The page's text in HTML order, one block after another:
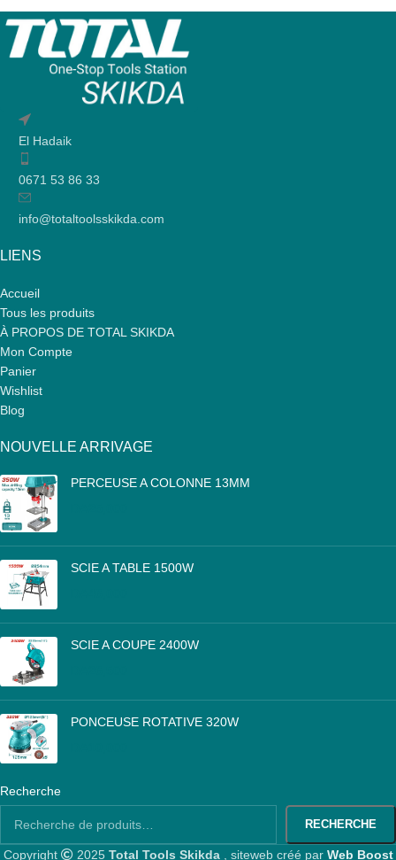
El Hadaik
0671 53 86 33
info@totaltoolsskikda.com
LIENS
Accueil
Tous les produits
À PROPOS DE TOTAL SKIKDA
Mon Compte
Panier
Wishlist
Blog
NOUVELLE ARRIVAGE
PERCEUSE A COLONNE 13MM
SCIE A TABLE 1500W
SCIE A COUPE 2400W
PONCEUSE ROTATIVE 320W
Recherche
RECHERCHE
Copyright 2025 Total Tools Skikda , siteweb créé par Web Boost